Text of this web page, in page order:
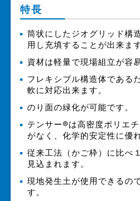
特長
筒状にしたジオグリッド構
用し充填することが出来ます
資材は軽量で現場組立が容
フレキシブル構造体である
軟に対応出来ます。
のり面の緑化が可能です。
テンサー®は高密度ポリエ
がなく、化学的安定性に優
従来工法（かご枠）に比べ
見込まれます。
現地発生土が使用できるの
す。